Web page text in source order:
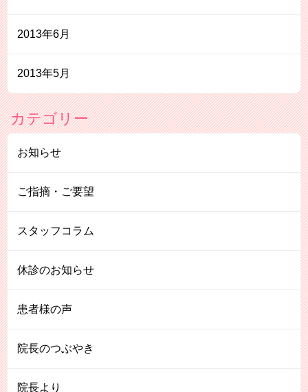
2013年6月
2013年5月
カテゴリー
お知らせ
ご指摘・ご要望
スタッフコラム
休診のお知らせ
患者様の声
院長のつぶやき
院長より